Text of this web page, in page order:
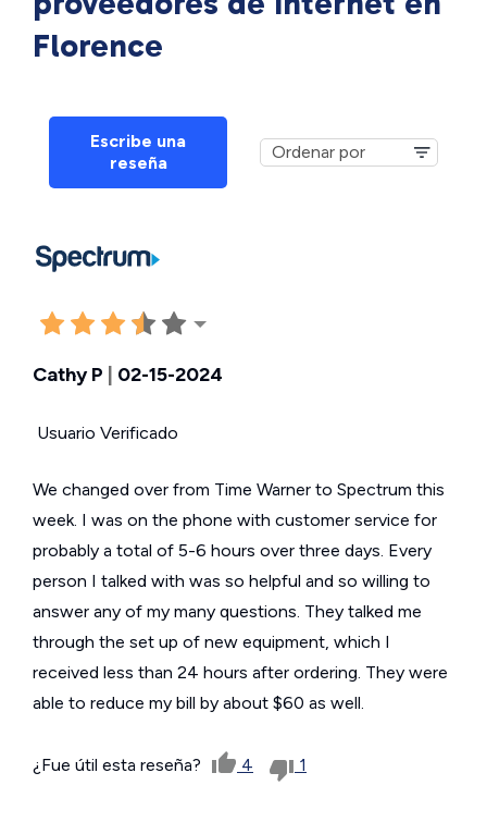
Florence
Escribe una
reseña
Cathy P 02-15-2024
Usuario Verificado
We changed over from Time Warner to Spectrum this
week. I was on the phone with customer service for
probably a total of 5-6 hours over three days. Every
person I talked with was so helpful and so willing to
answer any of my many questions. They talked me
through the set up of new equipment, which I
received less than 24 hours after ordering. They were
able to reduce my bill by about $60 as well.
¿Fue útil esta reseña? 4 1